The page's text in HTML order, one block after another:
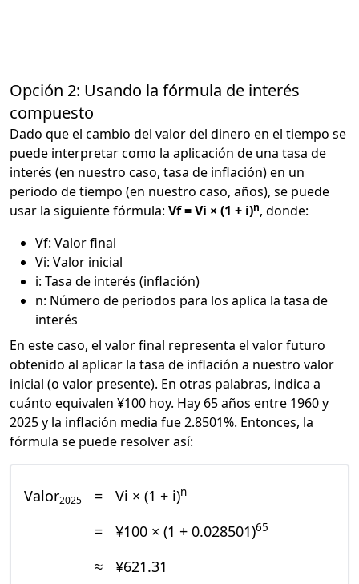
Opción 2: Usando la fórmula de interés
compuesto
Dado que el cambio del valor del dinero en el tiempo se
puede interpretar como la aplicación de una tasa de
interés (en nuestro caso, tasa de inflación) en un
periodo de tiempo (en nuestro caso, años), se puede
usar la siguiente fórmula: Vf = Vi × (1 + i)n, donde:
Vf: Valor final
Vi: Valor inicial
i: Tasa de interés (inflación)
n: Número de periodos para los aplica la tasa de
interés
En este caso, el valor final representa el valor futuro
obtenido al aplicar la tasa de inflación a nuestro valor
inicial (o valor presente). En otras palabras, indica a
cuánto equivalen ¥100 hoy. Hay 65 años entre 1960 y
2025 y la inflación media fue 2.8501%. Entonces, la
fórmula se puede resolver así:
Valor2025 = Vi × (1 + i)n
= ¥100 × (1 + 0.028501)65
≈ ¥621.31